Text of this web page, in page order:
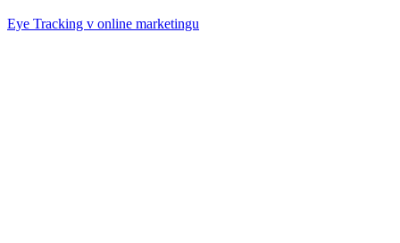
Eye Tracking v online marketingu